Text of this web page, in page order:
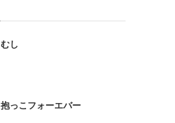
むし
抱っこフォーエバー